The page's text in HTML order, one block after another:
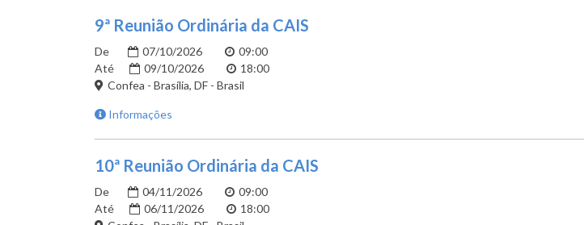
9ª Reunião Ordinária da CAIS
De 07/10/2026
09:00
Até
09/10/2026
18:00
Confea - Brasília, DF - Brasil
Informações
10ª Reunião Ordinária da CAIS
De 04/11/2026
09:00
Até
06/11/2026
18:00